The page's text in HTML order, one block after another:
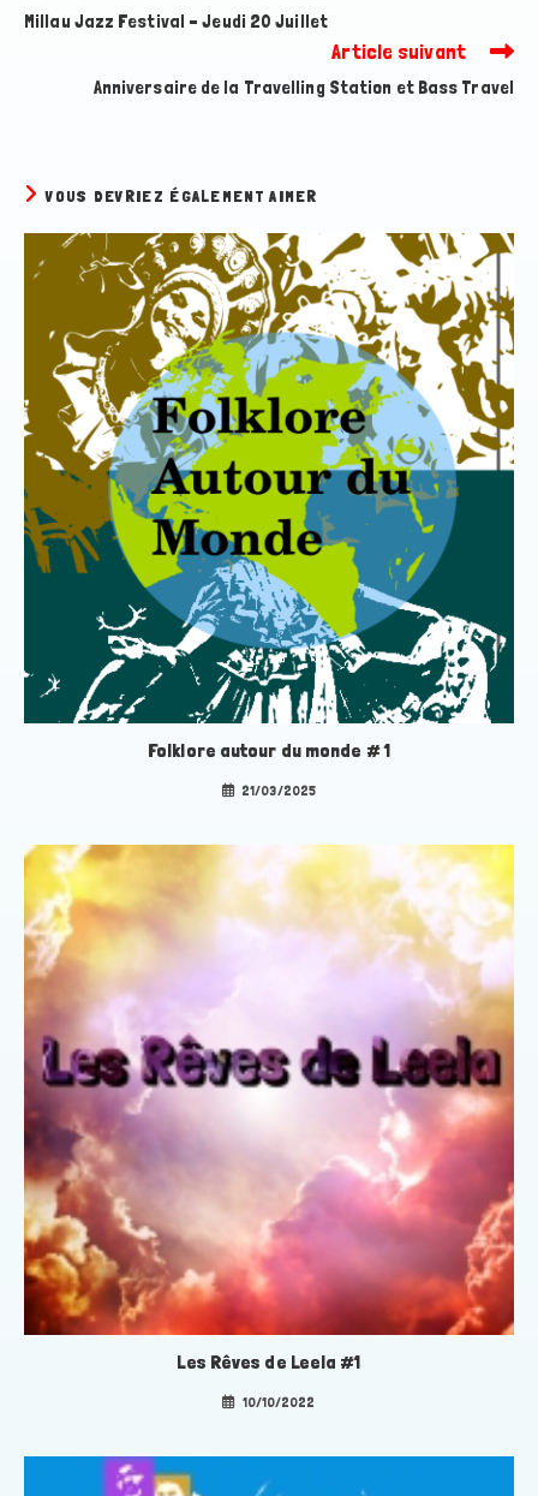
articles
Millau Jazz Festival – Jeudi 20 Juillet
Article suivant
Anniversaire de la Travelling Station et Bass Travel
VOUS DEVRIEZ ÉGALEMENT AIMER
Folklore autour du monde # 1
21/03/2025
Les Rêves de Leela #1
10/10/2022